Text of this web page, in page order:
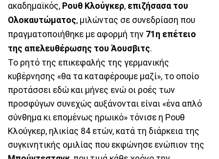
ακαδημαϊκός, Ρουθ Κλούγκερ, επιζήσασα του
Ολοκαυτώματος, μιλώντας σε συνεδρίαση που
πραγματοποιήθηκε με αφορμή την 71η επέτειο
της απελευθέρωσης του Άουσβιτς.
Το ρητό της επικεφαλής της γερμανικής
κυβέρνησης «θα τα καταφέρουμε μαζί», το οποίο
προτάσσει εδώ και μήνες ενώ οι ροές των
προσφύγων συνεχώς αυξάνονται είναι «ένα απλό
σύνθημα κι επομένως ηρωικό» τόνισε η Ρουθ
Κλούγκερ, ηλικίας 84 ετών, κατά τη διάρκεια της
συγκινητικής ομιλίας που εκφώνησε ενώπιον της